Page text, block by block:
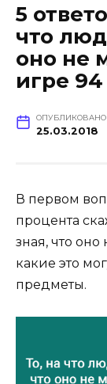
5
что
оно не
игре
ОПУБЛИКОВАНО
25.03.2018
В первом
процента
зная, что
какие это
предметы.